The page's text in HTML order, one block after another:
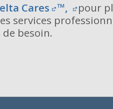
Cares ™,
pour
services
besoin.